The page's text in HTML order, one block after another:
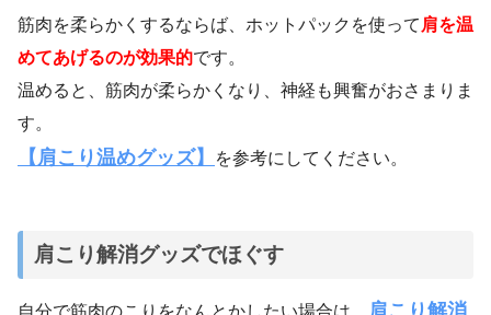
筋肉を柔らかくするならば、ホットパックを使って肩を温
めてあげるのが効果的です。
温めると、筋肉が柔らかくなり、神経も興奮がおさまりま
す。
【肩こり温めグッズ】 を参考にしてください。
肩こり解消グッズでほぐす
自分で筋肉のこりをなんとかしたい場合は、